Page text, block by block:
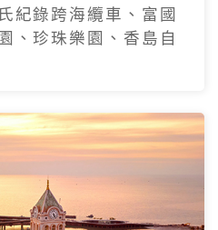
紀錄跨海纜車、富國
、珍珠樂園、香島自